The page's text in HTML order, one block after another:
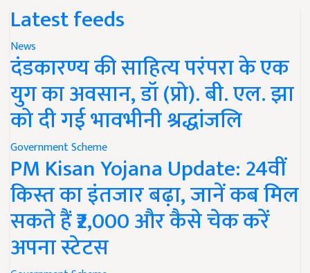
Latest feeds
News
दंडकारण्य की साहित्य परंपरा के एक
युग का अवसान, डॉ (प्रो). बी. एल. झा
को दी गई भावभीनी श्रद्धांजलि
Government Scheme
PM Kisan Yojana Update: 24वीं
किस्त का इंतजार बढ़ा, जानें कब मिल
सकते हैं ₹2,000 और कैसे चेक करें
अपना स्टेटस